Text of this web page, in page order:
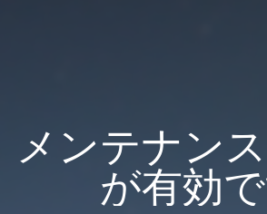
メンテナンス
が有効